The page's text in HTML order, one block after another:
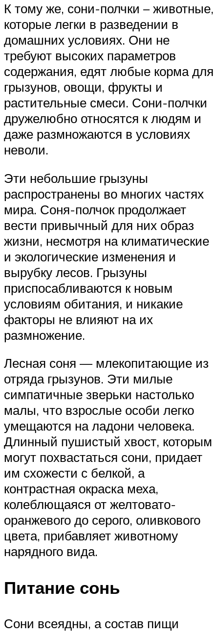
К тому же, сони-полчки – животные,
которые легки в разведении в
домашних условиях. Они не
требуют высоких параметров
содержания, едят любые корма для
грызунов, овощи, фрукты и
растительные смеси. Сони-полчки
дружелюбно относятся к людям и
даже размножаются в условиях
неволи.
Эти небольшие грызуны
распространены во многих частях
мира. Соня-полчок продолжает
вести привычный для них образ
жизни, несмотря на климатические
и экологические изменения и
вырубку лесов. Грызуны
приспосабливаются к новым
условиям обитания, и никакие
факторы не влияют на их
размножение.
Лесная соня — млекопитающие из
отряда грызунов. Эти милые
симпатичные зверьки настолько
малы, что взрослые особи легко
умещаются на ладони человека.
Длинный пушистый хвост, которым
могут похвастаться сони, придает
им схожести с белкой, а
контрастная окраска меха,
колеблющаяся от желтовато-
оранжевого до серого, оливкового
цвета, прибавляет животному
нарядного вида.
Питание сонь
Сони всеядны, а состав пищи